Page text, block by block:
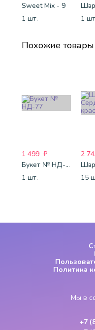
Sweet Mix - 9
1 шт.
1
Похожие товары
1 499 ₽
Букет № НД-77
1 шт.
2
15
Политика
Мы в
+7